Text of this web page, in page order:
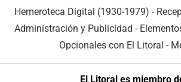
Hemeroteca Digital (1930-1979) -
Administración y Publicidad -
Opcionales con El Litoral -
El Litoral es miembro